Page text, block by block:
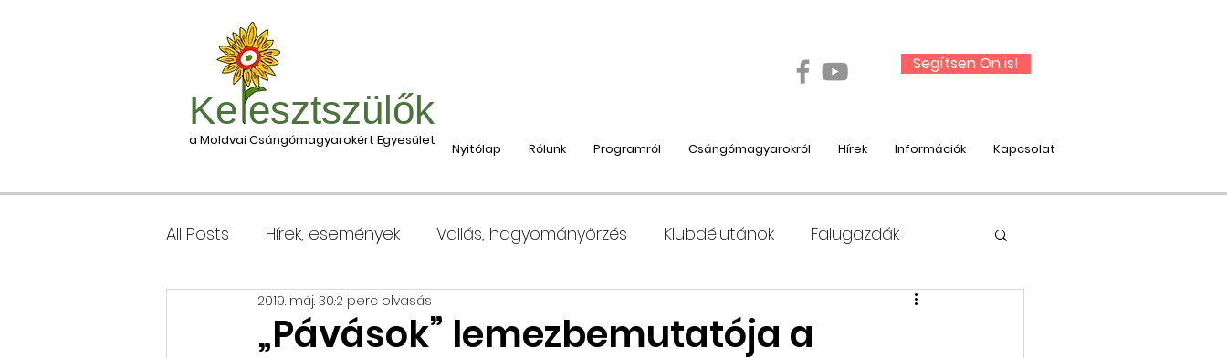
Segítsen Ön is!
Nyitólap Rólunk Programról Csángómagyarokról Hírek Információk Kapcsolat
Ke esztszülők
a Moldvai Csángómagyarokért Egyesület
All Posts Hírek, események Vallás, hagyományőrzés Klubdélutánok Falugazdák
Csomagleadás, érkezése Moldvába
„Pávások” lemezbemutatója a
2019. máj. 30.2 perc olvasás